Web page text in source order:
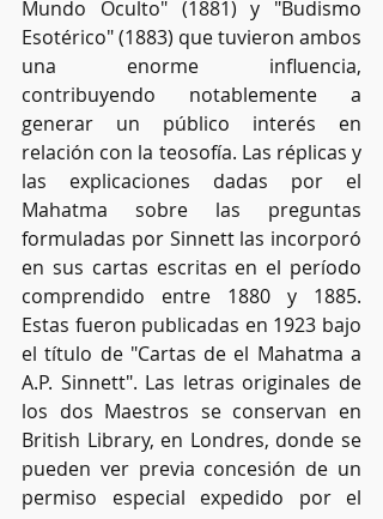
Mundo Oculto" (1881) y "Budismo
Esotérico" (1883) que tuvieron ambos
una enorme influencia,
contribuyendo notablemente a
generar un público interés en
relación con la teosofía. Las réplicas y
las explicaciones dadas por el
Mahatma sobre las preguntas
formuladas por Sinnett las incorporó
en sus cartas escritas en el período
comprendido entre 1880 y 1885.
Estas fueron publicadas en 1923 bajo
el título de "Cartas de el Mahatma a
A.P. Sinnett". Las letras originales de
los dos Maestros se conservan en
British Library, en Londres, donde se
pueden ver previa concesión de un
permiso especial expedido por el